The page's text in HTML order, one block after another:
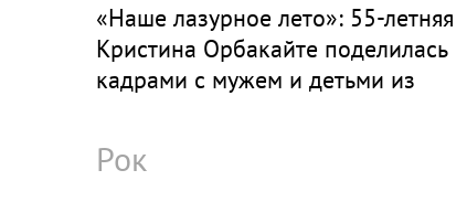
«Наше лазурное лето»: 55-летняя
Кристина Орбакайте поделилась
кадрами с мужем и детьми из
Рок